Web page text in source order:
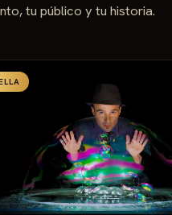
tu público y tu historia.